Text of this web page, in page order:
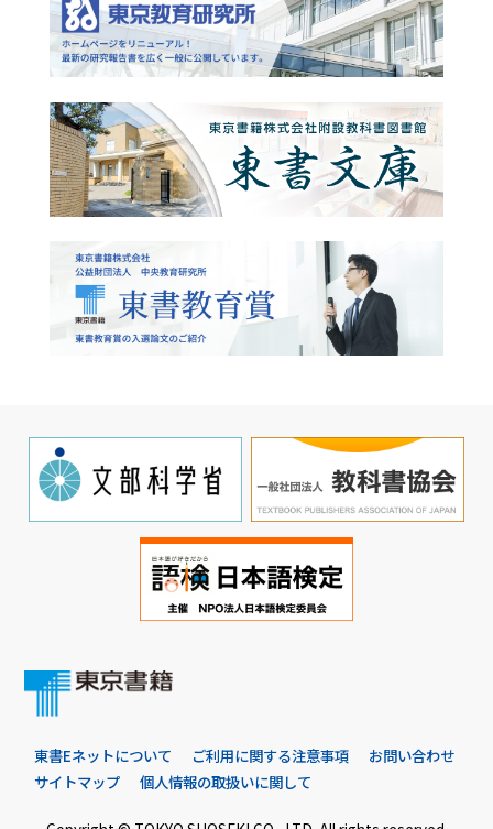
東書Eネットについて ご利用に関する注意事項
お問い合わせ
サイトマップ
個人情報の取扱いに関して